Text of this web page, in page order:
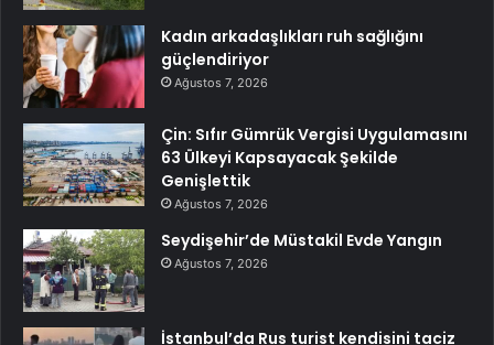
Kadın arkadaşlıkları ruh sağlığını
güçlendiriyor
Ağustos 7, 2026
Çin: Sıfır Gümrük Vergisi Uygulamasını
63 Ülkeyi Kapsayacak Şekilde
Genişlettik
Ağustos 7, 2026
Seydişehir’de Müstakil Evde Yangın
Ağustos 7, 2026
İstanbul’da Rus turist kendisini taciz